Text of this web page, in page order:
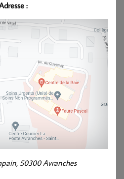
:
50300 Avranches